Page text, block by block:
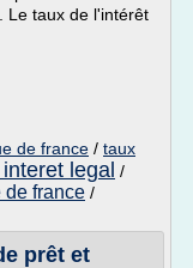
Le taux de l'intérêt
de france / taux
legal /
de france /
prêt et